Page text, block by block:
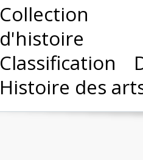
‎Collection
Classification
Histoire des